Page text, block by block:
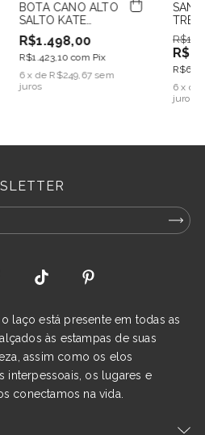
BOTA CANO ALTO
SALTO KATE
CONHAQUE EM
CAMURÇA
R$1.498,00
R$1.423,10com Pix
6 x deR$249,67 sem
juros
6 x de
juros
laço está presente em todas as
às estampas de suas
assim como os elos
interpessoais, os lugares e
conectamos na vida.